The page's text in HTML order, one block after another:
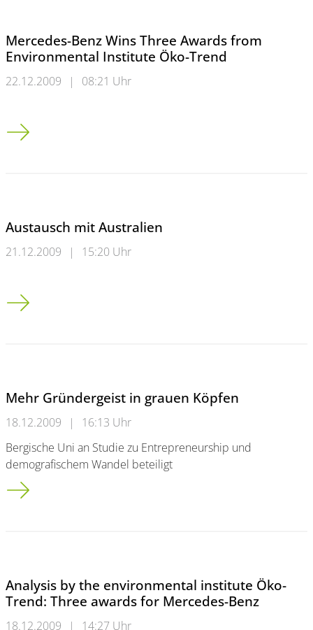
Mercedes-Benz Wins Three Awards from
Environmental Institute Öko-Trend
22.12.2009 | 08:21 Uhr
Mercedes-Benz Wins Three Awards from Environmental
Austausch mit Australien
21.12.2009 | 15:20 Uhr
Austausch mit Australien
Mehr Gründergeist in grauen Köpfen
18.12.2009 |
16:13 Uhr
Bergische Uni an Studie zu Entrepreneurship und
demografischem Wandel beteiligt
Mehr Gründergeist in grauen Köpfen
Analysis by the environmental institute Öko-
Trend: Three awards for Mercedes-Benz
18.12.2009 | 14:27 Uhr